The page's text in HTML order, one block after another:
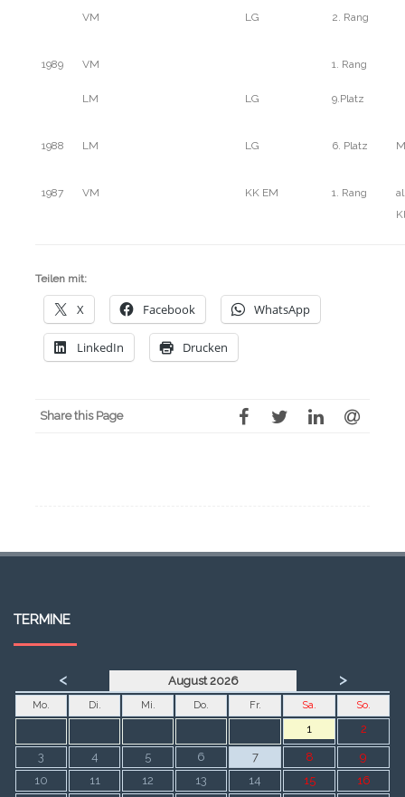
VM LG 2. Rang
1989 VM 1. Rang
LM LG 9.Platz
1988 LM LG 6. Platz
1987 VM KK EM 1. Rang
Teilen mit:
X Facebook WhatsApp
LinkedIn Drucken
Share this Page
TERMINE
< August 2026 >
Mo. Di. Mi. Do. Fr. Sa. So.
1 2
3 4 5 6 7 8
9
10
11 12 13 14 15
16